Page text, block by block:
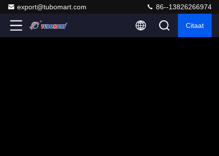
export@tubomart.com 86--13826266974
Citaat